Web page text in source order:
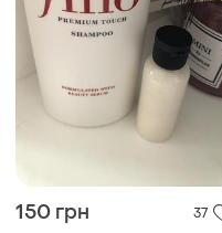
150 грн 37